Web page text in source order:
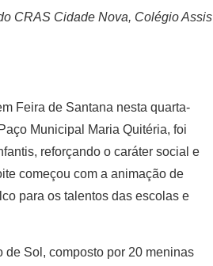
CRAS Cidade Nova, Colégio Assis
Feira de Santana nesta quarta-
Municipal Maria Quitéria, foi
reforçando o caráter social e
começou com a animação de
para os talentos das escolas e
Sol, composto por 20 meninas